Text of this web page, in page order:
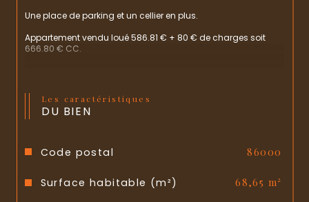
Une place de parking et un cellier en plus.
Appartement vendu loué 586.81 € + 80 € de charges soit
666.80 € CC.
Prix de vente 135 000 € + 6.30 % d'honoraires de négociation.
Les caractéristiques
DU BIEN
Code postal 86000
Surface habitable (m²) 68,65 m²